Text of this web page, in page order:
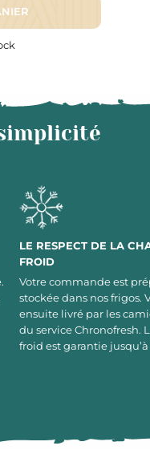
LE RESPECT DE LA
FROID
Votre commande est
stockée dans nos frigos.
ensuite livré par les
du service Chronofresh.
froid est garantie